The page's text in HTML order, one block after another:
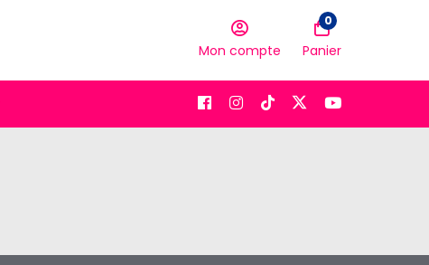
Mon compte
0
Panier